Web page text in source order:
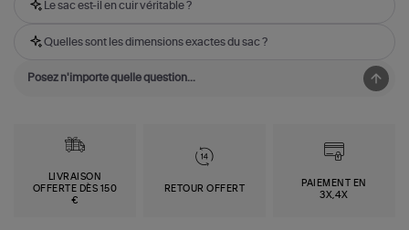
Le sac est-il en cuir véritable ?
Quelles sont les dimensions exactes du sac ?
LIVRAISON
OFFERTE DÈS 150
€
RETOUR OFFERT
PAIEMENT EN
3X,4X